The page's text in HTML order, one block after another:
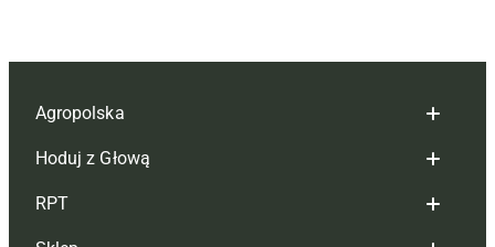
Agropolska
Redakcja
Reklama
Hoduj z Głową
Hoduj z głową bydło
RPT